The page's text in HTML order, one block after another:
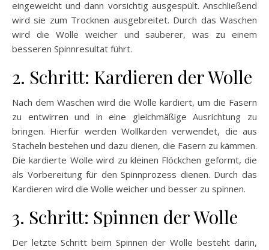
eingeweicht und dann vorsichtig ausgespült. Anschließend
wird sie zum Trocknen ausgebreitet. Durch das Waschen
wird die Wolle weicher und sauberer, was zu einem
besseren Spinnresultat führt.
2. Schritt: Kardieren der Wolle
Nach dem Waschen wird die Wolle kardiert, um die Fasern
zu entwirren und in eine gleichmäßige Ausrichtung zu
bringen. Hierfür werden Wollkarden verwendet, die aus
Stacheln bestehen und dazu dienen, die Fasern zu kämmen.
Die kardierte Wolle wird zu kleinen Flöckchen geformt, die
als Vorbereitung für den Spinnprozess dienen. Durch das
Kardieren wird die Wolle weicher und besser zu spinnen.
3. Schritt: Spinnen der Wolle
Der letzte Schritt beim Spinnen der Wolle besteht darin,